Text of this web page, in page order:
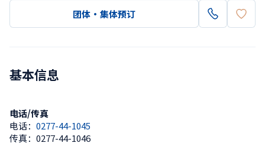
团体・集体预订
基本信息
电话/传真
电话： 0277-44-1045
传真： 0277-44-1046